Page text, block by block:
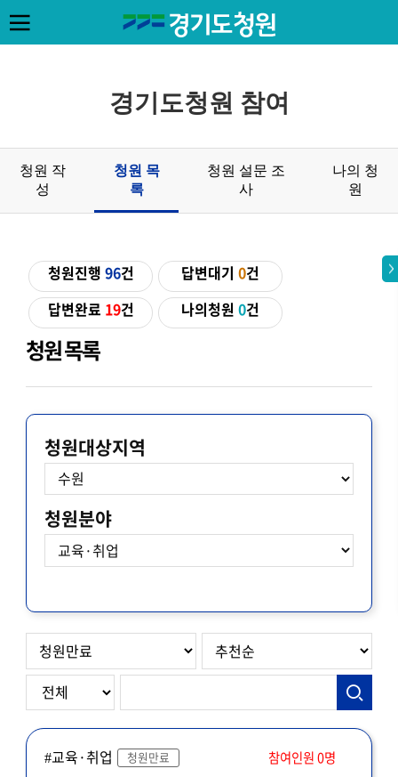
경기도청원 참여
청원 작
성
청원 목
록
청원 설문 조
사
나의 청
원
청원 목록
청원진행 96건 답변대기0건
답변완료 19건 나의청원0건
청원대상지역
청원분야
#교육·취업 청원만료 참여인원 0명